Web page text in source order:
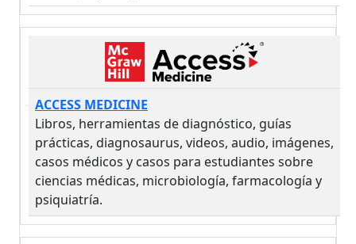
ACCESS MEDICINE
Libros, herramientas de diagnóstico, guías
prácticas, diagnosaurus, videos, audio, imágenes,
casos médicos y casos para estudiantes sobre
ciencias médicas, microbiología, farmacología y
psiquiatría.